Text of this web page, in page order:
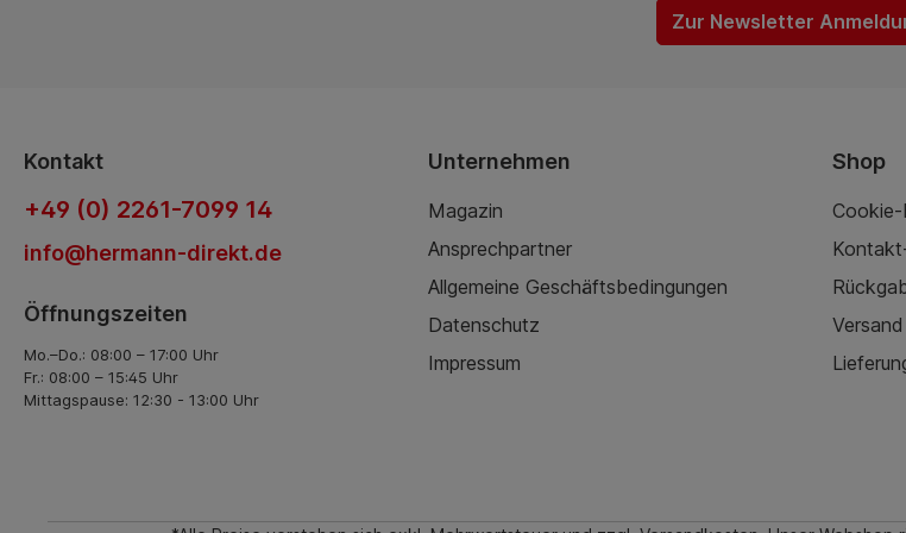
Zur Newsletter
Kontakt
+49 (0) 2261-7099 14
info@hermann-direkt.de
Öffnungszeiten
Mo.–Do.: 08:00 – 17:00 Uhr
Fr.: 08:00 – 15:45 Uhr
Mittagspause: 12:30 - 13:00 Uhr
Unternehmen
Magazin
Ansprechpartner
Allgemeine Geschäftsbedingungen
Datenschutz
Impressum
Shop
Cookie-